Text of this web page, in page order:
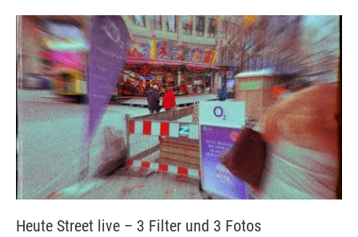
Heute Street live – 3 Filter und 3 Fotos